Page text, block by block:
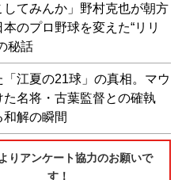
してみんか」野村克也が朝方
のプロ野球を変えた“リリ
秘話
江夏の21球」の真相。マウ
た名将・古葉監督との確執
和解の瞬間